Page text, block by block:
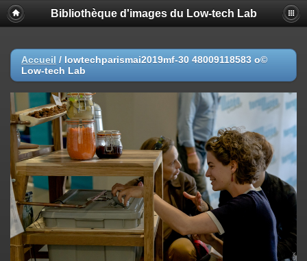
Bibliothèque d'images du Low-tech Lab
Accueil / lowtechparismai2019mf-30 48009118583 o©
Low-tech Lab